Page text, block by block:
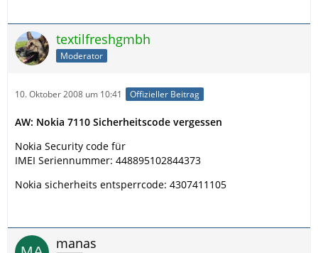
textilfreshgmbh
Moderator
10. Oktober 2008 um 10:41 Offizieller Beitrag
AW: Nokia 7110 Sicherheitscode vergessen
Nokia Security code für
IMEI Seriennummer: 448895102844373
Nokia sicherheits entsperrcode: 4307411105
manas